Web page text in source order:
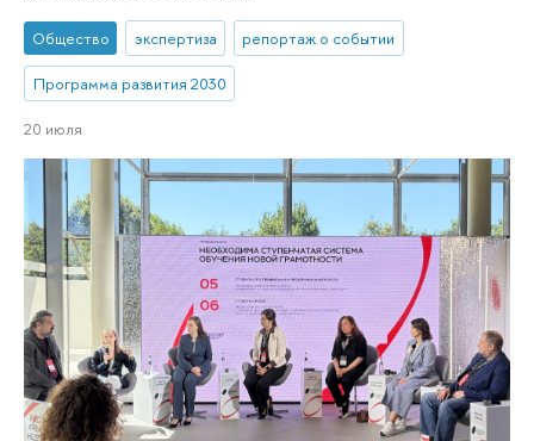
Общество экспертиза репортаж о событии
Программа развития 2030
20 июля